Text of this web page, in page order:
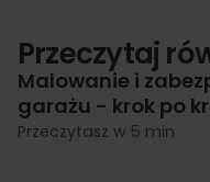
Przeczytaj
Malowanie i
garażu - krok po
Przeczytasz w 5 min